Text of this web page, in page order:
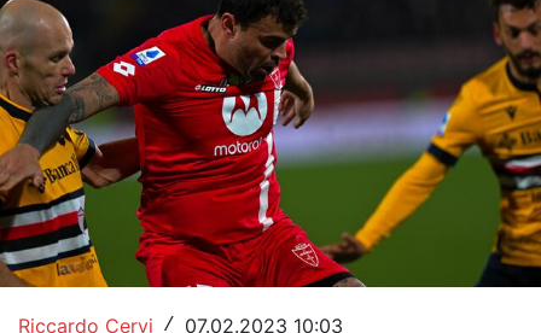
Hockey
Altri sport
Hockey
Pallanuoto
Pallamano
Riccardo Cervi / 07.02.2023 10:03